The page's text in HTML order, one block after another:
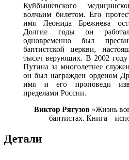
Куйбышевского
волчьим билетом. Его
имя Леонида Брежнева
Долгие годы он
одновременно был
баптистской церкви,
тысяч верующих. В 2002
Путина за многолетнее
он был награжден орденом
имя и его проповеди
пределами России.
Виктор Рягузов «Жизнь
баптистах.
Детали